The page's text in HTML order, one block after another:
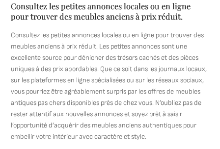
Consultez les petites annonces locales ou en ligne
pour trouver des meubles anciens à prix réduit.
Consultez les petites annonces locales ou en ligne pour trouver des
meubles anciens à prix réduit. Les petites annonces sont une
excellente source pour dénicher des trésors cachés et des pièces
uniques à des prix abordables. Que ce soit dans les journaux locaux,
sur les plateformes en ligne spécialisées ou sur les réseaux sociaux,
vous pourriez être agréablement surpris par les offres de meubles
antiques pas chers disponibles près de chez vous. N’oubliez pas de
rester attentif aux nouvelles annonces et soyez prêt à saisir
l’opportunité d’acquérir des meubles anciens authentiques pour
embellir votre intérieur avec caractère et style.